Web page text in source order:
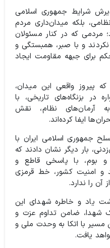
شرایط جمهوری اسلامی
بلکه میدان‌داری مردم
مردمی که در کنار مسئولان
و با صبر، همبستگی و
برای جبهه مقاومت ایجاد
پیروز واقعی این میدان،
در بزنگاه‌های تاریخی، با
آرمان‌های نظام، نقش
ایفا کرده‌اند.
جمهوری اسلامی ایران با
بار دیگر نشان دادند که
و بوم، با پاسخی قاطع و
و امنیت کشور، خط قرمزی
را ندارد.
یاد و خاطره شهدای این
شهدا، ضامن تداوم عزت و
مسیر با اتکا به وحدت ملی و
یافت.